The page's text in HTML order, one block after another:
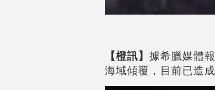
【橙訊】 據希臘媒體
海域傾覆，目前已造